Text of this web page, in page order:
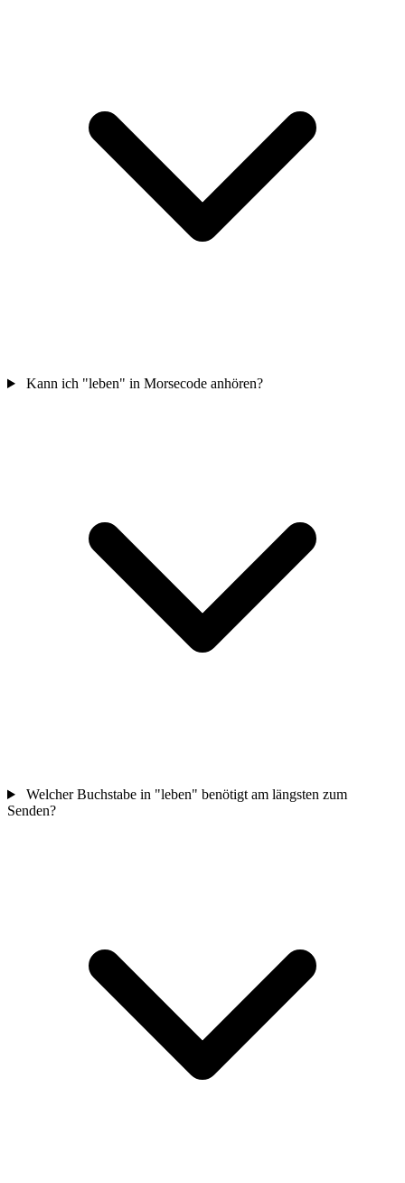
Kann ich "leben" in Morsecode anhören?
Welcher Buchstabe in "leben" benötigt am längsten zum
Senden?